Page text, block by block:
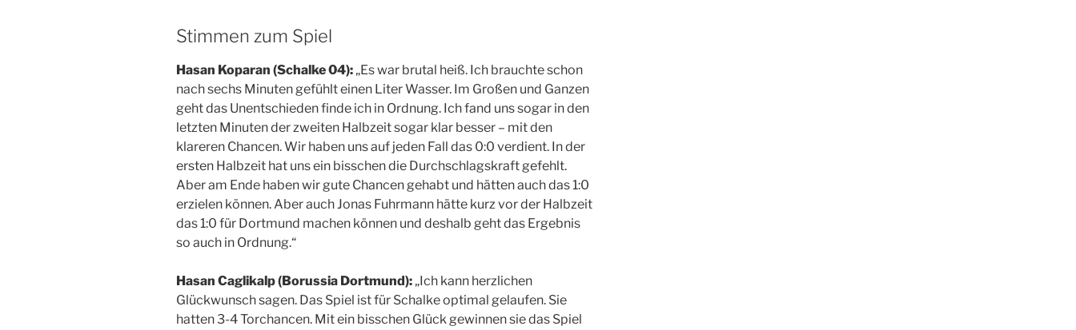
Stimmen zum Spiel
Hasan Koparan (Schalke 04): „Es war brutal heiß. Ich brauchte schon
nach sechs Minuten gefühlt einen Liter Wasser. Im Großen und Ganzen
geht das Unentschieden finde ich in Ordnung. Ich fand uns sogar in den
letzten Minuten der zweiten Halbzeit sogar klar besser – mit den
klareren Chancen. Wir haben uns auf jeden Fall das 0:0 verdient. In der
ersten Halbzeit hat uns ein bisschen die Durchschlagskraft gefehlt.
Aber am Ende haben wir gute Chancen gehabt und hätten auch das 1:0
erzielen können. Aber auch Jonas Fuhrmann hätte kurz vor der Halbzeit
das 1:0 für Dortmund machen können und deshalb geht das Ergebnis
so auch in Ordnung.“
Hasan Caglikalp (Borussia Dortmund): „Ich kann herzlichen
Glückwunsch sagen. Das Spiel ist für Schalke optimal gelaufen. Sie
hatten 3-4 Torchancen. Mit ein bisschen Glück gewinnen sie das Spiel